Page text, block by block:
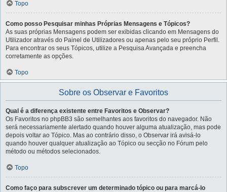
Topo
Como posso Pesquisar minhas Próprias Mensagens e Tópicos?
As suas próprias Mensagens podem ser exibidas clicando em Mensagens do
Utilizador através do Painel de Utilizadores ou apenas pelo seu próprio Perfil.
Para encontrar os seus Tópicos, utilize a Pesquisa Avançada e preencha
corretamente as opções.
Topo
Sobre os Observar e Favoritos
Qual é a diferença existente entre Favoritos e Observar?
Os Favoritos no phpBB3 são semelhantes aos favoritos do navegador. Não
será necessariamente alertado quando houver alguma atualização, mas pode
depois voltar ao Tópico. Mas ao contrário disso, o Observar irá avisá-lo
quando houver qualquer atualização ao Tópico ou secção no Fórum pelo
método ou métodos selecionados.
Topo
Como faço para subscrever um determinado tópico ou para marcá-lo